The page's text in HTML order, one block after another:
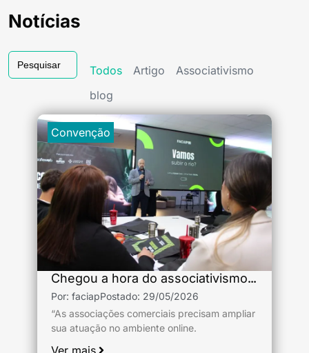
Notícias
Search
for:
Artigo
Associativismo
blog
Todos
Convenção
Chegou a hora do associativismo digital
Por: faciapPostado: 29/05/2026
“As associações comerciais precisam ampliar
sua atuação no ambiente online.
Ver mais